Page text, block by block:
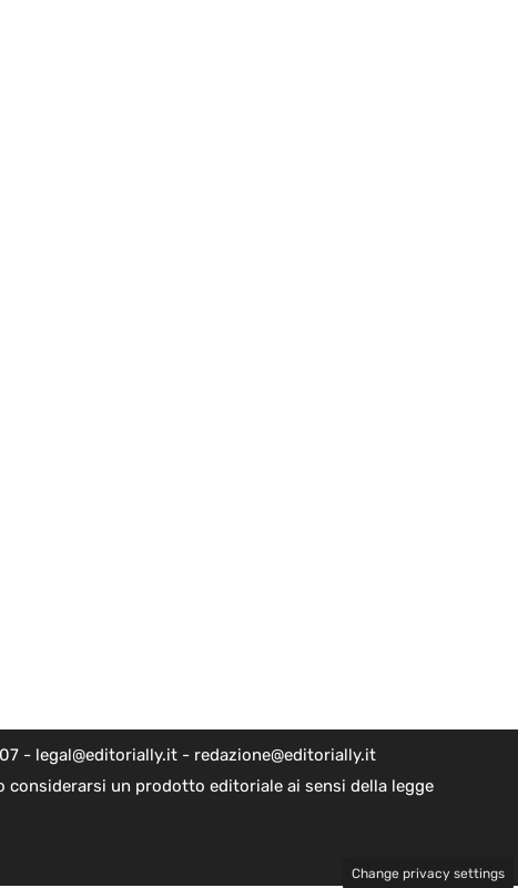
- legal@editorially.it - redazione@editorially.it
un prodotto editoriale ai sensi della legge
Change privacy settings